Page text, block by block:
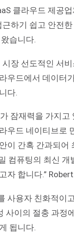
클라우드 제공
하기 쉽고 안전
습니다.
장 선도적인 서
우드에서 데이터
다.
잠재력을 가지
우드 네이티브로
이 간혹 간과되
컴퓨팅의 최신
자 합니다.” Robert
사용자 친화적이
사이의 절충 과정
됩니다.